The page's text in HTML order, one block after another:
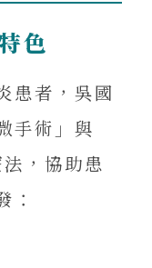
色
患者，吳國
手術」與
，協助患
：